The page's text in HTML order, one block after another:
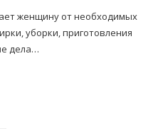
женщину от необходимых
уборки, приготовления
дела…